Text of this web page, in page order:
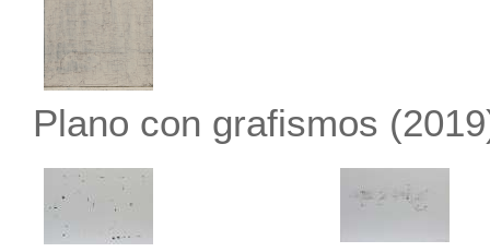
Plano con grafismos